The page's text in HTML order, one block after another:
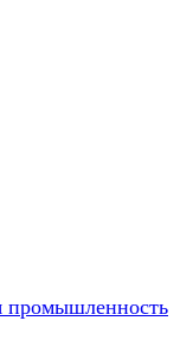
промышленность